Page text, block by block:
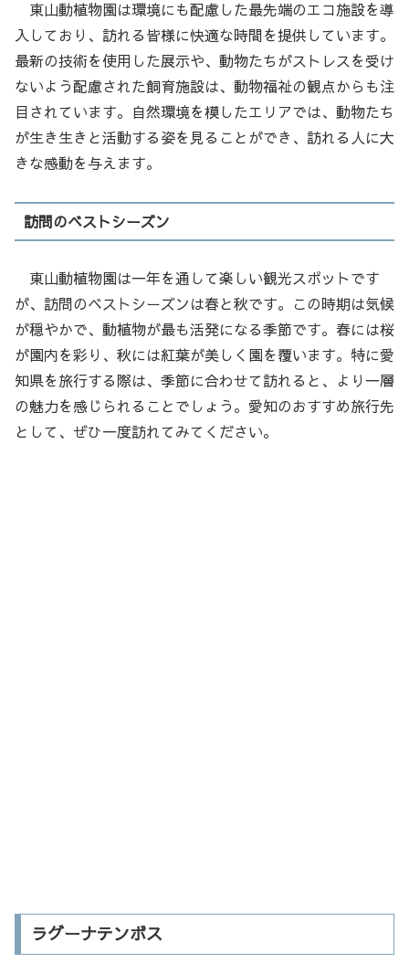
東山動植物園は環境にも配慮した最先端のエコ施設を導
入しており、訪れる皆様に快適な時間を提供しています。
最新の技術を使用した展示や、動物たちがストレスを受け
ないよう配慮された飼育施設は、動物福祉の観点からも注
目されています。自然環境を模したエリアでは、動物たち
が生き生きと活動する姿を見ることができ、訪れる人に大
きな感動を与えます。
訪問のベストシーズン
東山動植物園は一年を通して楽しい観光スポットです
が、訪問のベストシーズンは春と秋です。この時期は気候
が穏やかで、動植物が最も活発になる季節です。春には桜
が園内を彩り、秋には紅葉が美しく園を覆います。特に愛
知県を旅行する際は、季節に合わせて訪れると、より一層
の魅力を感じられることでしょう。愛知のおすすめ旅行先
として、ぜひ一度訪れてみてください。
ラグーナテンボス